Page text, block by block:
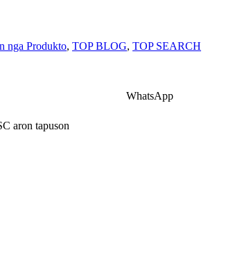
nga Produkto, TOP BLOG, TOP SEARCH
WhatsApp
aron tapuson